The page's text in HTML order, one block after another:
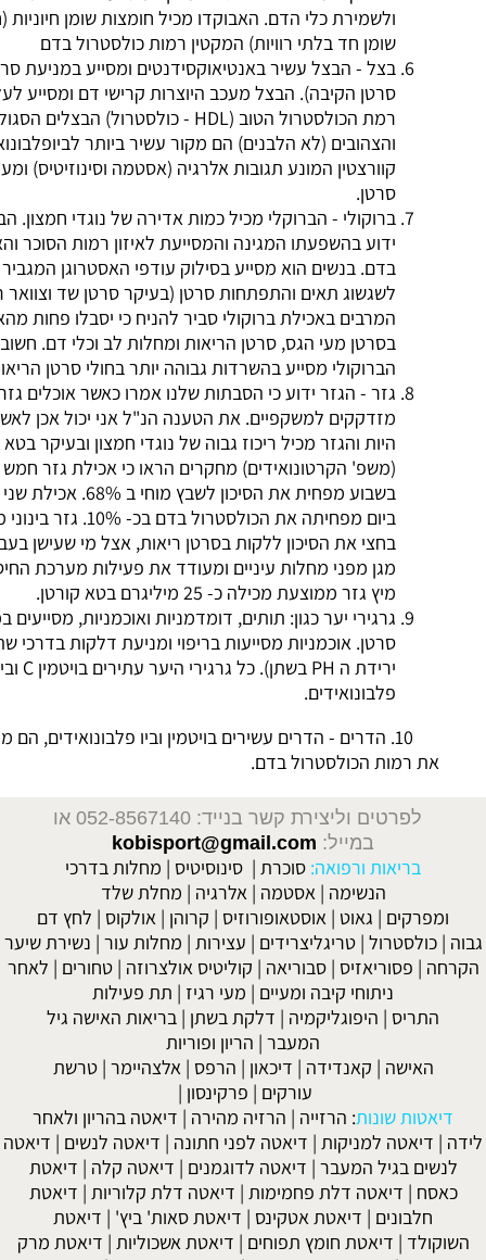
ולשמירת כלי הדם. האבוקדו מכיל חומצות שומן חיוניות (חומצות
שומן חד בלתי רוויות) המקטין רמות כולסטרול בדם
בצל - הבצל עשיר באנטיאוקסידנטים ומסייע במניעת סרטן (בעיקר
סרטן הקיבה). הבצל מעכב היוצרות קרישי דם ומסייע לעלות את
רמת הכולסטרול הטוב (HDL - כולסטרול) הבצלים הסגולים
והצהובים (לא הלבנים) הם מקור עשיר ביותר לביופלבונואיד בשם
קוורצטין המונע תגובות אלרגיה (אסטמה וסינוזיטיס) ומעודדי
ברוקולי - הברוקלי מכיל כמות אדירה של נוגדי חמצון. הברוקולי
ידוע בהשפעתו המגינה והמסייעת לאיזון רמות הסוכר והאינסולין
בדם. בנשים הוא מסייע בסילוק עודפי האסטרוגן המגביר נטייה
לשגשוג תאים והתפתחות סרטן (בעיקר סרטן שד וצוואר רחם).
המרבים באכילת ברוקולי סביר להניח כי יסבלו פחות מהאחרים
בסרטן מעי הגס, סרטן הריאות ומחלות לב וכלי דם. חשוב לציין כי
הברוקולי מסייע בהשרדות גבוהה יותר בחולי סרטן הריאות.
גזר - הגזר ידוע כי הסבתות שלנו אמרו כאשר אוכלים גזר לא
מזדקקים למשקפיים. את הטענה הנ"ל אני יכול אכן לאשר חלקית
היות והגזר מכיל ריכוז גבוה של נוגדי חמצון ובעיקר בטא קרוטן
(משפ' הקרטונואידים) מחקרים הראו כי אכילת גזר חמש פעמים
בשבוע מפחית את הסיכון לשבץ מוחי ב 68%. אכילת שני גזרים
ביום מפחיתה את הכולסטרול בדם בכ- 10%. גזר בינוני מפחית
בחצי את הסיכון ללקות בסרטן ריאות, אצל מי שעישן בעבר. הגזר
מגן מפני מחלות עיניים ומעודד את פעילות מערכת החיסון. כוס
מיץ גזר ממוצעת מכילה כ- 25 מיליגרם בטא קורטן.
גרגירי יער כגון: תותים, דומדמניות ואוכמניות, מסייעים במניעת
סרטן. אוכמניות מסייעות בריפוי ומניעת דלקות בדרכי שתן (עקב
ירידת ה PH בשתן). כל גרגירי היער עתירים בויטמין C וביו
פלבונואידים.
10. הדרים - הדרים עשירים בויטמין וביו פלבונואידים, הם מפחיתים
הכולסטרול בדם.
וליצירת קשר בנייד: 052-8567140
או
kobisport@gmail.com
ורפואה:סוכרת|סינוסיטיס |מחלות בדרכי
אסטמה| אלרגיה|מחלת שלד
|גאוט|אוסטאופורוזיס|קרוהן|אולקוס| לחץ דם
|טריגליצרידים|עצירות| מחלות עור|נשירת שיער
פסוריאזיס|סבוריאה |קוליטיס אולצרוזה |טחורים| לאחר
ניתוחי קיבה ומעיים| מעי רגיז | תת פעילות
היפוגליקמיה|דלקת בשתן|בריאות האישה גיל
הריון ופוריות
קאנדידה|דיכאון|הרפס|אלצהיימר |טרשת
פרקינסון |
שונות:הרזייה|הרזיה מהירה|דיאטה בהריון ולאחר
למניקות| דיאטה לפני חתונה|דיאטה לנשים|דיאטה
בגיל המעבר|דיאטה לדוגמנים |דיאטה קלה|דיאטת
דיאטה דלת פחמימות|דיאטה דלת קלוריות| דיאטת
דיאטת אטקינס| דיאטת סאות' ביץ'|דיאטת
|דיאטת חומץ תפוחים|דיאטת אשכוליות|דיאטת מרק